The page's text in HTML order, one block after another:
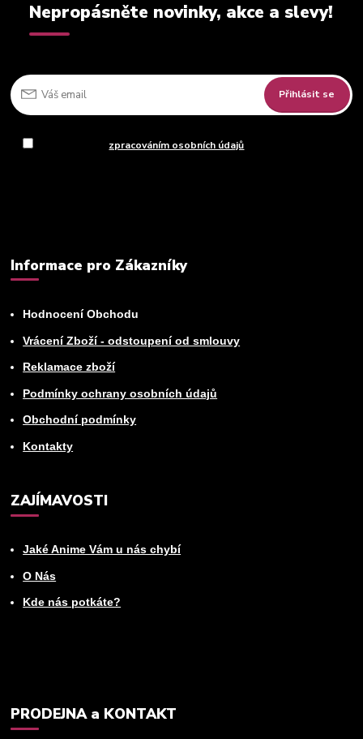
Nepropásněte novinky, akce a slevy!
Přihlásit se
zpracováním osobních údajů
Informace pro Zákazníky
Hodnocení Obchodu
Vrácení Zboží - odstoupení od smlouvy
Reklamace zboží
Podmínky ochrany osobních údajů
Obchodní podmínky
Kontakty
ZAJÍMAVOSTI
Jaké Anime Vám u nás chybí
O Nás
Kde nás potkáte?
PRODEJNA a KONTAKT